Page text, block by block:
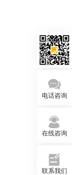
电话咨询
在线咨询
联系我们